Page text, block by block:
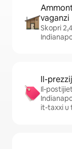
vaganzi
Skopri
Il-
Il-
it-taxxi u